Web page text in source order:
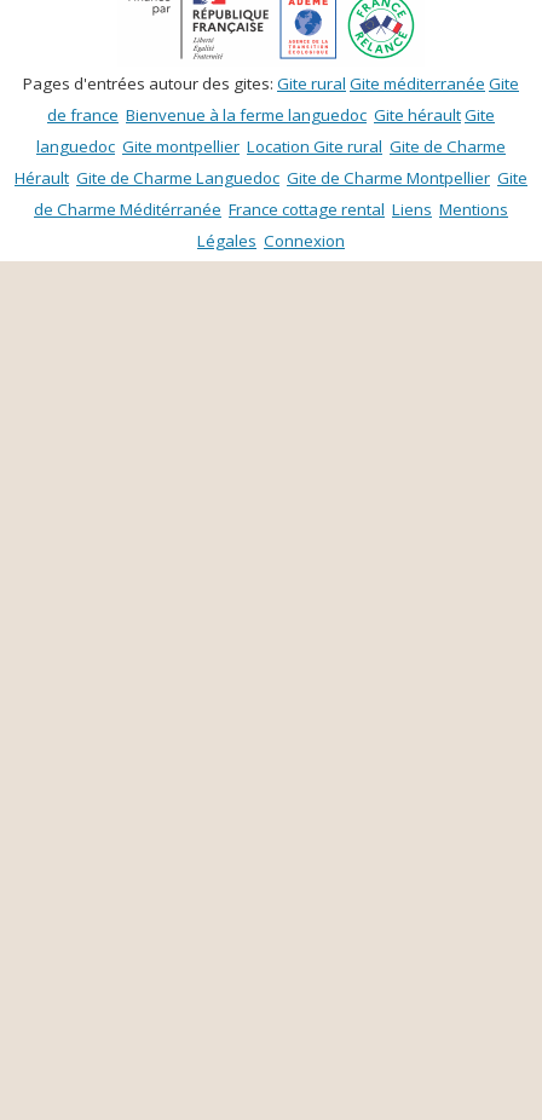
Pages d'entrées autour des gites: Gite rural Gite méditerranée Gite
de france Bienvenue à la ferme languedoc Gite héraultGite
languedoc Gite montpellier Location Gite rural Gite de Charme
Hérault Gite de Charme Languedoc Gite de Charme Montpellier Gite
de Charme Méditérranée France cottage rental Liens Mentions
Légales Connexion